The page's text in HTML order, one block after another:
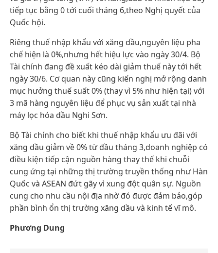
tiếp tục bằng 0 tới cuối tháng 6,theo Nghị quyết của
Quốc hội.
Riêng thuế nhập khẩu với xăng dầu,nguyên liệu pha
chế hiện là 0%,nhưng hết hiệu lực vào ngày 30/4. Bộ
Tài chính đang đề xuất kéo dài giảm thuế này tới hết
ngày 30/6. Cơ quan này cũng kiến nghị mở rộng danh
mục hưởng thuế suất 0% (thay vì 5% như hiện tại) với
3 mã hàng nguyên liệu để phục vụ sản xuất tại nhà
máy lọc hóa dầu Nghi Sơn.
Bộ Tài chính cho biết khi thuế nhập khẩu ưu đãi với
xăng dầu giảm về 0% từ đầu tháng 3,doanh nghiệp có
điều kiện tiếp cận nguồn hàng thay thế khi chuỗi
cung ứng tại những thị trường truyền thống như Hàn
Quốc và ASEAN đứt gãy vì xung đột quân sự. Nguồn
cung cho nhu cầu nội địa nhờ đó được đảm bảo,góp
phần bình ổn thị trường xăng dầu và kinh tế vĩ mô.
Phương Dung